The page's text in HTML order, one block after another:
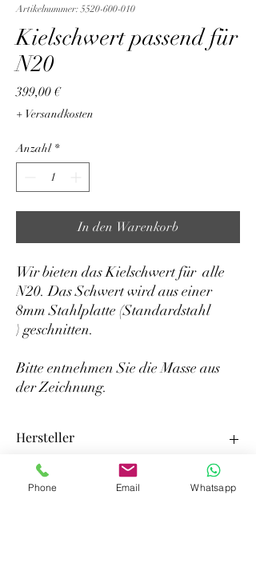
Artikelnummer: 5520-600-010
Kielschwert passend für
N20
399,00 €Preis
+ Versandkosten
Anzahl *
In den Warenkorb
Wir bieten das Kielschwert für alle
N20. Das Schwert wird aus einer
8mm Stahlplatte (Standardstahl
) geschnitten.
Bitte entnehmen Sie die Masse aus
der Zeichnung.
Hersteller
Stefan Hettinger
Dahlienweg 46
Phone Email Whatsapp